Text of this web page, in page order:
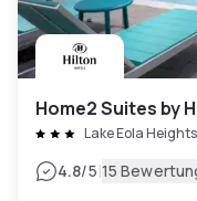
Home2 Suites by
Lake Eola Heights
4.8/5|15